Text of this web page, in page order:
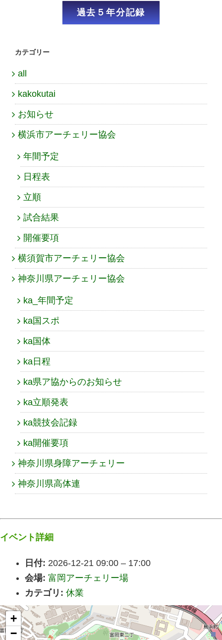
過去５年分記録
カテゴリー
all
kakokutai
お知らせ
横浜市アーチェリー協会
年間予定
日程表
立順
試合結果
開催要項
横須賀市アーチェリー協会
神奈川県アーチェリー協会
ka_年間予定
ka国スポ
ka国体
ka日程
ka県ア協からのお知らせ
ka立順発表
ka競技会記録
ka開催要項
神奈川県身障アーチェリー
神奈川県高体連
イベント詳細
日付: 2026-12-21 09:00 – 17:00
会場: 富岡アーチェリー場
カテゴリ: 休業
+
−